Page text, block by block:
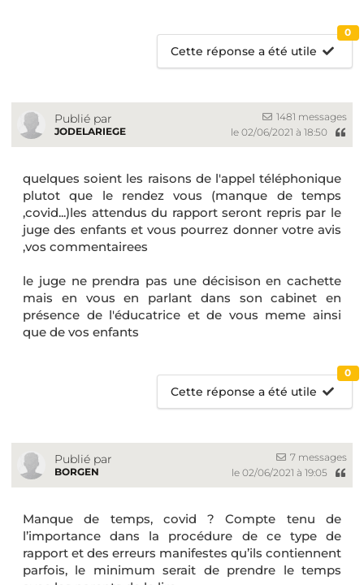
Cette réponse a été utile
0
Publié par
JODELARIEGE
1481 messages
le 02/06/2021 à 18:50
quelques soient les raisons de l'appel téléphonique
plutot que le rendez vous (manque de temps
,covid...)les attendus du rapport seront repris par le
juge des enfants et vous pourrez donner votre avis
,vos commentairees
le juge ne prendra pas une décisison en cachette
mais en vous en parlant dans son cabinet en
présence de l'éducatrice et de vous meme ainsi
que de vos enfants
Cette réponse a été utile
0
Publié par
BORGEN
7 messages
le 02/06/2021 à 19:05
Manque de temps, covid ? Compte tenu de
l’importance dans la procédure de ce type de
rapport et des erreurs manifestes qu’ils contiennent
parfois, le minimum serait de prendre le temps